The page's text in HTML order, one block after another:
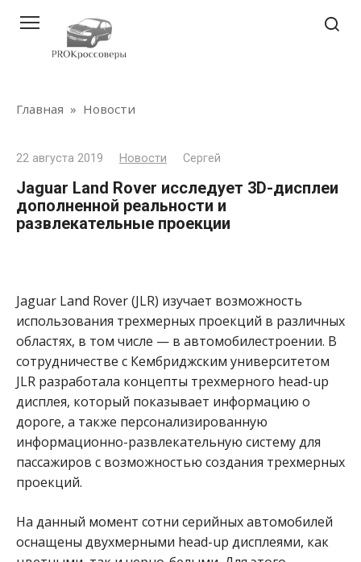
контенту
Главная » Новости
22 августа 2019 Новости Сергей
Jaguar Land Rover исследует 3D-дисплеи
дополненной реальности и
развлекательные проекции
Jaguar Land Rover (JLR) изучает возможность
использования трехмерных проекций в различных
областях, в том числе — в автомобилестроении. В
сотрудничестве с Кембриджским университетом
JLR разработала концепты трехмерного head-up
дисплея, который показывает информацию о
дороге, а также персонализированную
информационно-развлекательную систему для
пассажиров с возможностью создания трехмерных
проекций.
На данный момент сотни серийных автомобилей
оснащены двухмерными head-up дисплеями, как